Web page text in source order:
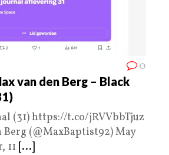
0
van den Berg – Black
(31) https://t.co/jRVVbbTjuz
(@MaxBaptist92) May
11 [...]